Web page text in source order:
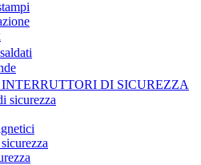
DI SICUREZZA
sicurezza